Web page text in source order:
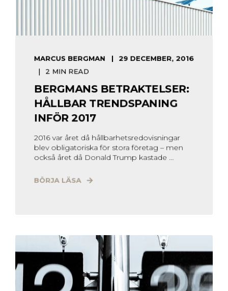
MARCUS BERGMAN
29 DECEMBER, 2016
2 MIN READ
BERGMANS BETRAKTELSER:
HÅLLBAR TRENDSPANING
INFÖR 2017
2016 var året då hållbarhetsredovisningar
blev obligatoriska för stora företag – men
också året då Donald Trump kastade ...
BÖRJA LÄSA